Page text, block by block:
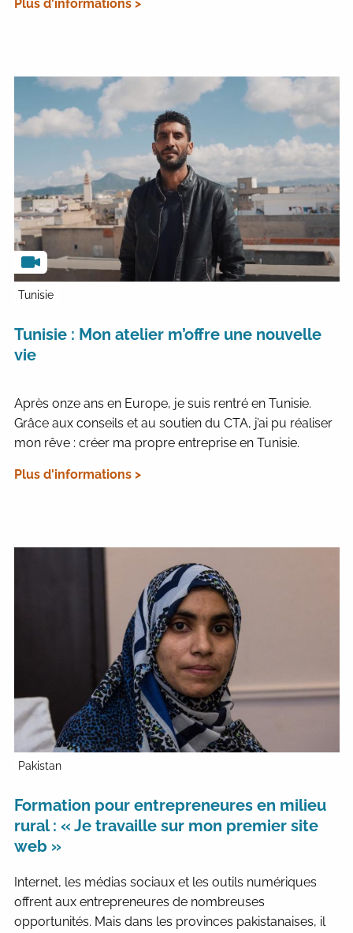
Plus d'informations >
Tunisie
Tunisie : Mon atelier m’offre une nouvelle
vie
Après onze ans en Europe, je suis rentré en Tunisie.
Grâce aux conseils et au soutien du CTA, j’ai pu réaliser
mon rêve : créer ma propre entreprise en Tunisie.
Plus d'informations >
Pakistan
Formation pour entrepreneures en milieu
rural : « Je travaille sur mon premier site
web »
Internet, les médias sociaux et les outils numériques
offrent aux entrepreneures de nombreuses
opportunités. Mais dans les provinces pakistanaises, il